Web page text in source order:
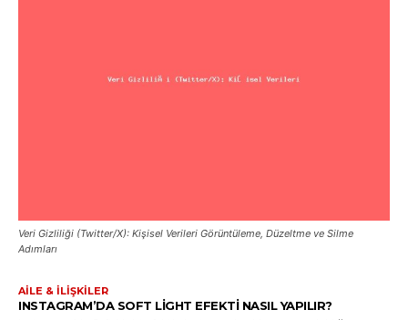
Veri Gizliliği (Twitter/X): Kişisel Verileri Görüntüleme, Düzeltme ve Silme
Adımları
AILE & İLIŞKILER
INSTAGRAM’DA SOFT LIGHT EFEKTI NASIL YAPILIR?